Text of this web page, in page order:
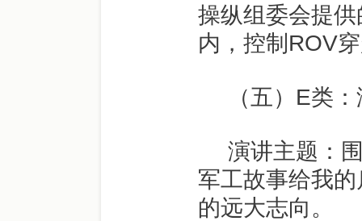
操纵组委会提
内，控制 ROV
（五） E类
演讲主题：
军工故事给我
的远大志向。